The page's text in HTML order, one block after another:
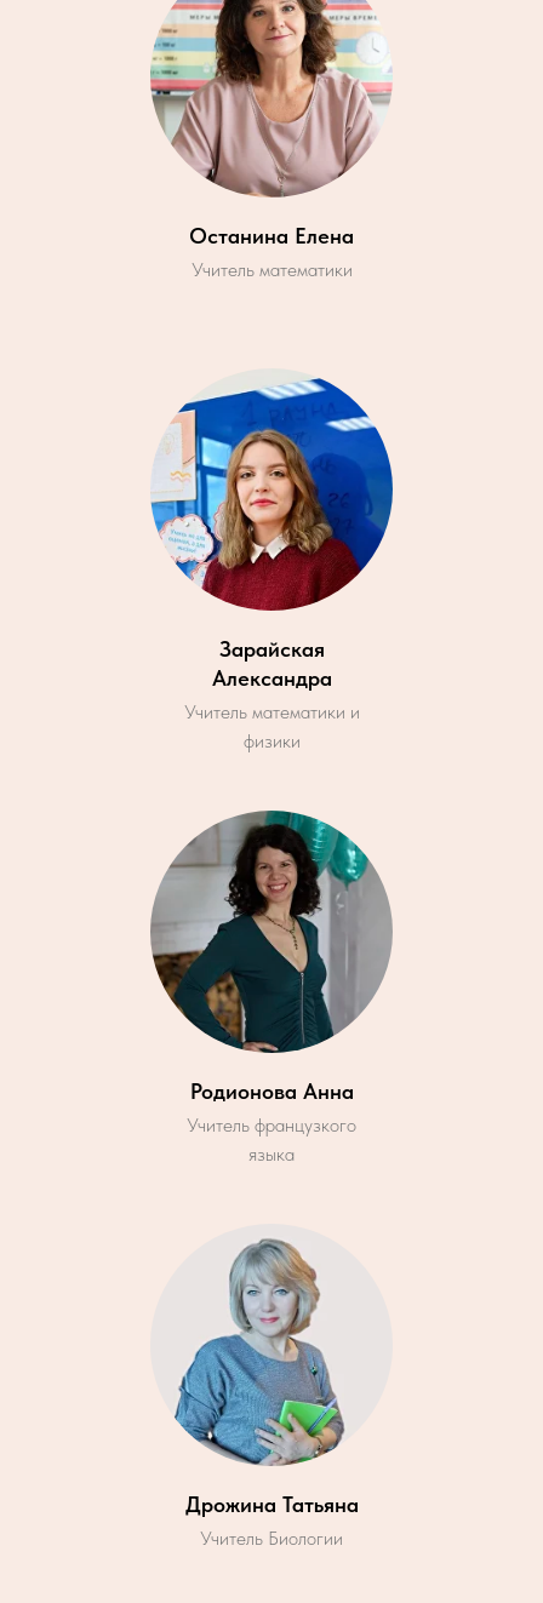
Останина Елена
Учитель математики
Зарайская
Александра
Учитель математики и
физики
Родионова Анна
Учитель французкого
языка
Дрожина Татьяна
Учитель Биологии